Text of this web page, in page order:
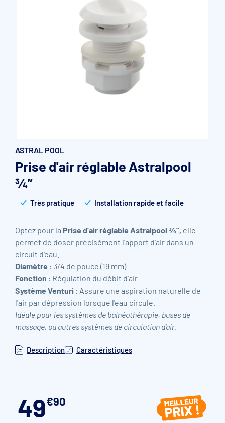
Accessoires et pièces détachées filtration
Pompe de filtration à vitesse variable
Vannes multivoies filtres à sable
Groupe de filtration sur palette
ASTRAL POOL
Prise d'air réglable Astralpool
3⁄4”
Très pratique Installation rapide et facile
Optez pour la Prise d'air réglable Astralpool 3⁄4", elle
permet de doser précisément l'apport d'air dans un
circuit d'eau.
Diamètre : 3/4 de pouce (19 mm)
Fonction : Régulation du débit d'air
Système Venturi : Assure une aspiration naturelle de
l'air par dépression lorsque l'eau circule.
Idéale pour les systèmes de balnéothérapie, buses de
massage, ou autres systèmes de circulation d'air.
Description Caractéristiques
49€90